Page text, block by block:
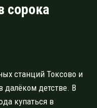
сорока
станций Токсово и
далёком детстве. В
купаться в